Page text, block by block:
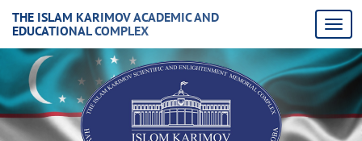
THE ISLAM KARIMOV ACADEMIC AND
EDUCATIONAL COMPLEX